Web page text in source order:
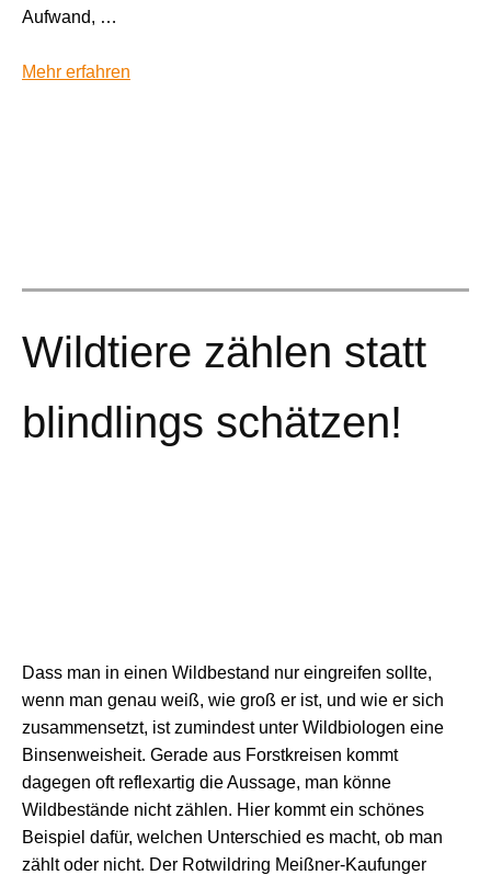
Aufwand, …
Mehr erfahren
Wildtiere zählen statt
blindlings schätzen!
Dass man in einen Wildbestand nur eingreifen sollte,
wenn man genau weiß, wie groß er ist, und wie er sich
zusammensetzt, ist zumindest unter Wildbiologen eine
Binsenweisheit. Gerade aus Forstkreisen kommt
dagegen oft reflexartig die Aussage, man könne
Wildbestände nicht zählen. Hier kommt ein schönes
Beispiel dafür, welchen Unterschied es macht, ob man
zählt oder nicht. Der Rotwildring Meißner-Kaufunger